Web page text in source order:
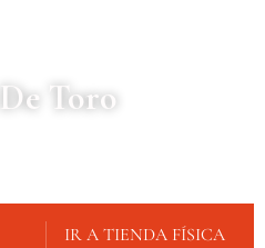
Toro
IR A TIENDA FÍSICA